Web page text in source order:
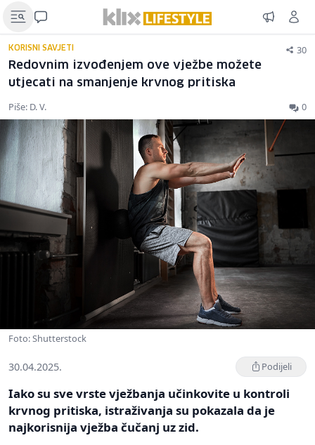
KORISNI SAVJETI 30
Redovnim izvođenjem ove vježbe možete
utjecati na smanjenje krvnog pritiska
Piše: D. V. 0
Foto: Shutterstock
30.04.2025. Podijeli
Iako su sve vrste vježbanja učinkovite u kontroli
krvnog pritiska, istraživanja su pokazala da je
najkorisnija vježba čučanj uz zid.